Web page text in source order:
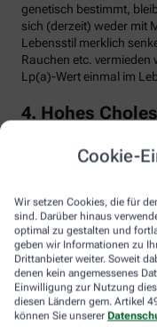
Cookie-
Wir setzen Cookies, die für
sind. Darüber hinaus
optimal zu gestalten und
geben wir Informationen zu
Drittanbieter weiter. Soweit
denen kein angemessenes
Einwilligung zur Nutzung
diesen Ländern gem. Artikel
können Sie unserer
genetisch bestimmt,
sich (derzeit) weder mit
Lebensstil merklich
Rauchen etc. vermieden
Lp(a)-Wert einmal im
4. Hohes
Falsch. Zwar steigt das
Hypercholesterinämie
erhöhte Blutfettwerte.
Stoffwechselerkrankung
sehr viel LDL-
lagert sich an den
entwickeln oft schon im
Arteriosklerose.